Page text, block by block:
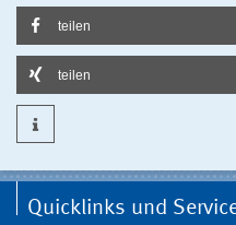
teilen
teilen
Quicklinks und